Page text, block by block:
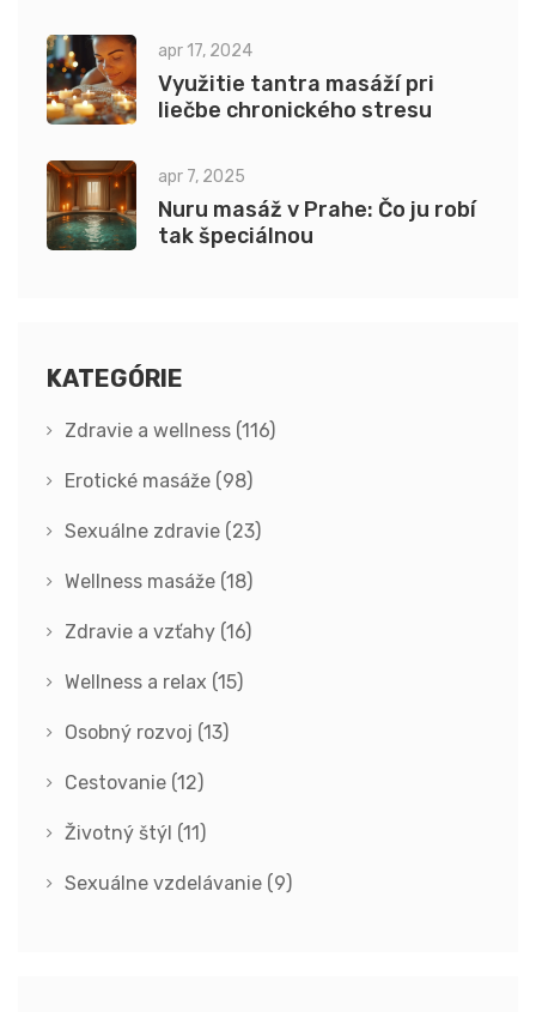
apr 17, 2024
Využitie tantra masáží pri
liečbe chronického stresu
apr 7, 2025
Nuru masáž v Prahe: Čo ju robí
tak špeciálnou
KATEGÓRIE
Zdravie a wellness (116)
Erotické masáže (98)
Sexuálne zdravie (23)
Wellness masáže (18)
Zdravie a vzťahy (16)
Wellness a relax (15)
Osobný rozvoj (13)
Cestovanie (12)
Životný štýl (11)
Sexuálne vzdelávanie (9)